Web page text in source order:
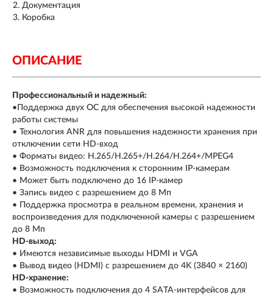
Документация
Коробка
ОПИСАНИЕ
Профессиональный и надежный:
•Поддержка двух ОС для обеспечения высокой надежности
работы системы
• Технология ANR для повышения надежности хранения при
отключении сети HD-вход
• Форматы видео: H.265/H.265+/H.264/H.264+/MPEG4
• Возможность подключения к сторонним IP-камерам
• Может быть подключено до 16 IP-камер
• Запись видео с разрешением до 8 Мп
• Поддержка просмотра в реальном времени, хранения и
воспроизведения для подключенной камеры с разрешением
до 8 Мп
HD-выход:
• Имеются независимые выходы HDMI и VGA
• Вывод видео (HDMI) с разрешением до 4K (3840 × 2160)
HD-хранение:
• Возможность подключения до 4 SATA-интерфейсов для